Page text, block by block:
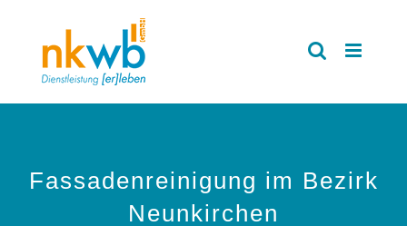
springen
Fassadenreinigung im Bezirk
Neunkirchen